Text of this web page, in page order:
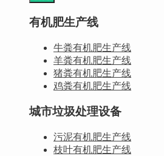
有机肥生产线
牛粪有机肥生产线
羊粪有机肥生产线
猪粪有机肥生产线
鸡粪有机肥生产线
城市垃圾处理设备
污泥有机肥生产线
枝叶有机肥生产线